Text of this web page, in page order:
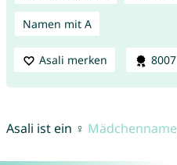
Namen mit A
Asali merken 8007
Asali ist ein ♀ Mädchenname